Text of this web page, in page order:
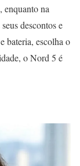
enquanto na
descontos e
bateria, escolha o
o Nord 5 é